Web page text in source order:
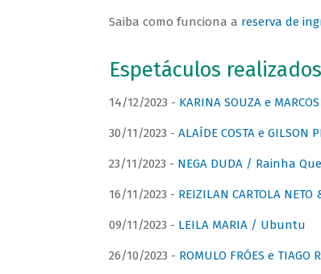
Saiba como funciona a reserva de
Espetáculos realizados
14/12/2023 - KARINA SOUZA e
30/11/2023 - ALAÍDE COSTA e
23/11/2023 - NEGA DUDA / Rainha
16/11/2023 - REIZILAN CARTOLA
09/11/2023 - LEILA MARIA / Ubuntu
26/10/2023 - ROMULO FRÓES e TIAGO